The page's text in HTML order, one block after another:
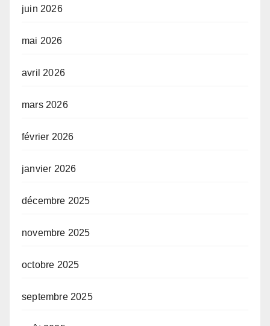
juin 2026
mai 2026
avril 2026
mars 2026
février 2026
janvier 2026
décembre 2025
novembre 2025
octobre 2025
septembre 2025